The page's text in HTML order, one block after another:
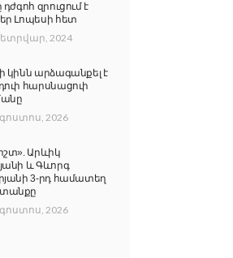
դժգոհ զրուցում է
Լոպեսի հետ
2024
կինն արձագանքել է
հարսնացուի
2026
Արևիկ
և Գևորգ
3-րդ համատեղ
2026